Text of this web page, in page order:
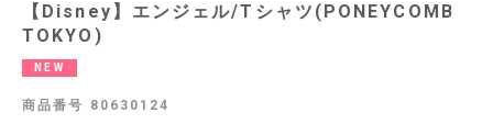
【Disney】エンジェル/Tシャツ(PONEYCOMB
TOKYO)
NEW
商品番号 80630124